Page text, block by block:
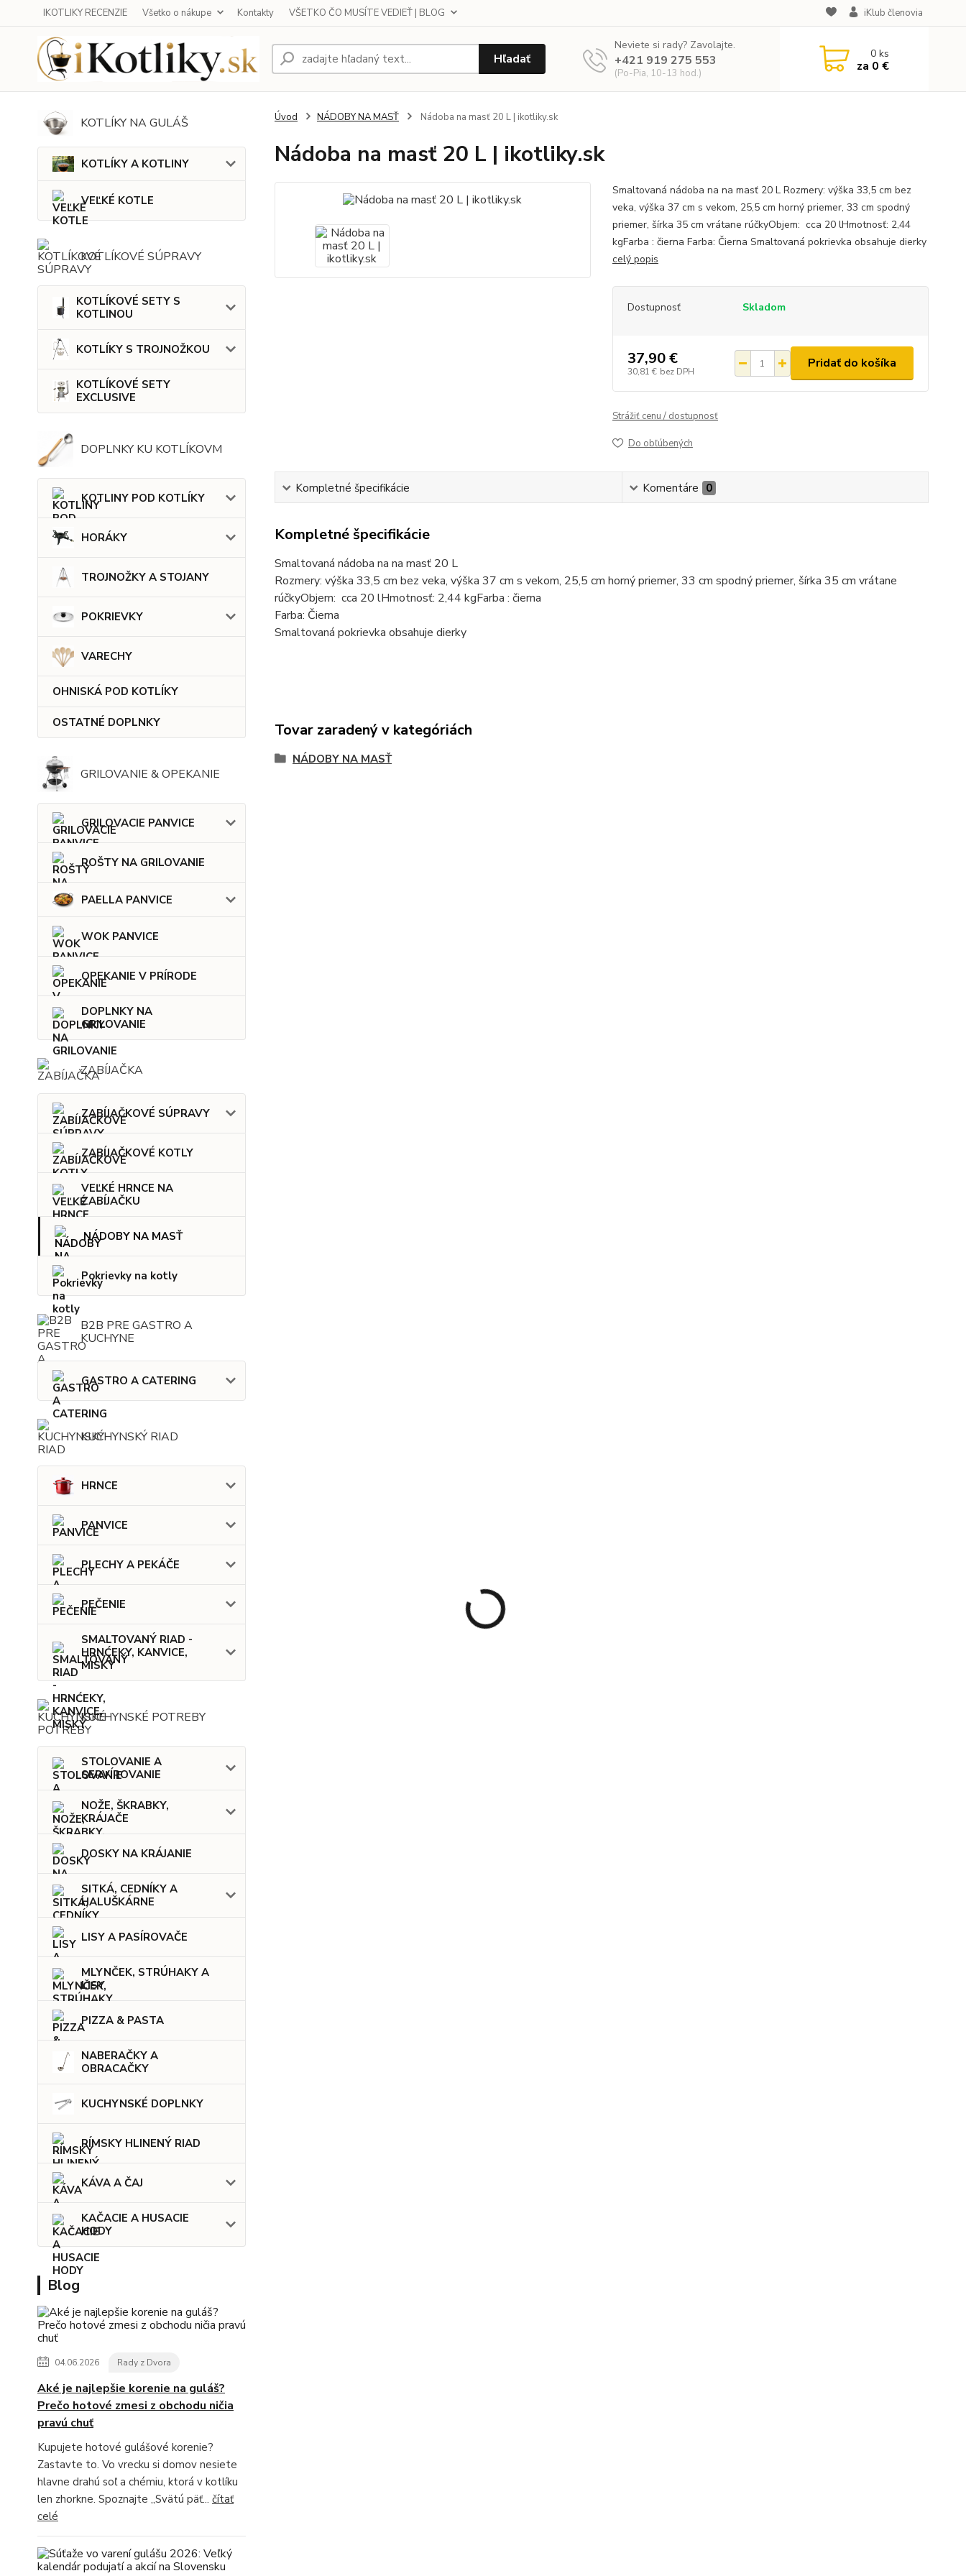
IKOTLIKY RECENZIE Všetko o nákupe Kontakty VŠETKO ČO MUSÍTE VEDIEŤ | BLOG iKlub členovia
Hľadať
Neviete si rady? Zavolajte.
+421 919 275 553
(Po-Pia, 10-13 hod.)
0ks
za 0 €
KOTLÍKY NA GULÁŠ
KOTLÍKY A KOTLINY
VEĽKÉ KOTLE
KOTLÍKOVÉ SÚPRAVY
KOTLÍKOVÉ SETY S
KOTLINOU
KOTLÍKY S TROJNOŽKOU
KOTLÍKOVÉ SETY
EXCLUSIVE
DOPLNKY KU KOTLÍKOVM
KOTLINY POD KOTLÍKY
HORÁKY
TROJNOŽKY A STOJANY
POKRIEVKY
VARECHY
OHNISKÁ POD KOTLÍKY
OSTATNÉ DOPLNKY
GRILOVANIE & OPEKANIE
GRILOVACIE PANVICE
ROŠTY NA GRILOVANIE
PAELLA PANVICE
WOK PANVICE
OPEKANIE V PRÍRODE
DOPLNKY NA
GRILOVANIE
ZABÍJAČKA
ZABÍJAČKOVÉ SÚPRAVY
ZABÍJAČKOVÉ KOTLY
VEĽKÉ HRNCE NA
ZABÍJAČKU
NÁDOBY NA MASŤ
Pokrievky na kotly
B2B PRE GASTRO A
KUCHYNE
GASTRO A CATERING
KUCHYNSKÝ RIAD
HRNCE
PANVICE
PLECHY A PEKÁČE
PEČENIE
SMALTOVANÝ RIAD -
HRNĆEKY, KANVICE,
MISKY
KUCHYNSKÉ POTREBY
STOLOVANIE A
SERVÍROVANIE
NOŽE, ŠKRABKY,
KRÁJAČE
DOSKY NA KRÁJANIE
SITKÁ, CEDNÍKY A
HALUŠKÁRNE
LISY A PASÍROVAČE
MLYNČEK, STRÚHAKY A
LISY
PIZZA & PASTA
NABERAČKY A
OBRACAČKY
KUCHYNSKÉ DOPLNKY
RÍMSKY HLINENÝ RIAD
KÁVA A ČAJ
KAČACIE A HUSACIE
HODY
Blog
04.06.2026 Rady z Dvora
Aké je najlepšie korenie na guláš?
Prečo hotové zmesi z obchodu ničia
pravú chuť
Kupujete hotové gulášové korenie?
Zastavte to. Vo vrecku si domov nesiete
hlavne drahú soľ a chémiu, ktorá v kotlíku
len zhorkne. Spoznajte „Svätú päť... čítať
celé
Úvod NÁDOBY NA MASŤ Nádoba na masť 20 L | ikotliky.sk
Nádoba na masť 20 L | ikotliky.sk
Smaltovaná nádoba na na masť 20 L Rozmery: výška 33,5 cm bez
veka, výška 37 cm s vekom, 25,5 cm horný priemer, 33 cm spodný
priemer, šírka 35 cm vrátane rúčkyObjem: cca 20 lHmotnosť: 2,44
kgFarba : čierna Farba: Čierna Smaltovaná pokrievka obsahuje dierky
celý popis
Dostupnosť Skladom
37,90 €
30,81 € bez DPH
Pridať do košíka
Strážiť cenu / dostupnosť
Do obľúbených
Kompletné špecifikácie Komentáre 0
Kompletné špecifikácie
Smaltovaná nádoba na na masť 20 L
Rozmery: výška 33,5 cm bez veka, výška 37 cm s vekom, 25,5 cm horný priemer, 33 cm spodný priemer, šírka 35 cm vrátane
rúčkyObjem: cca 20 lHmotnosť: 2,44 kgFarba : čierna
Farba: Čierna
Smaltovaná pokrievka obsahuje dierky
Tovar zaradený v kategóriách
NÁDOBY NA MASŤ